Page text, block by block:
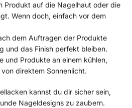
Produkt auf die Nagelhaut oder die
Wenn doch, einfach vor dem
dem Auftragen der Produkte
und das Finish perfekt bleiben.
und Produkte an einem kühlen,
direktem Sonnenlicht.
kannst du dir sicher sein,
Nageldesigns zu zaubern.